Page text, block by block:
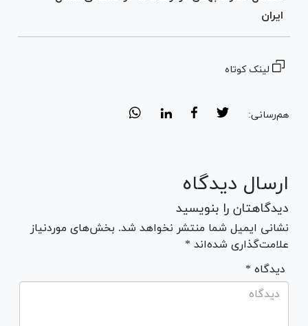
ایران
لینک کوتاه
هم‌رسانی:
ارسال دیدگاه
دیدگاهتان را بنویسید
نشانی ایمیل شما منتشر نخواهد شد. بخش‌های موردنیاز
علامت‌گذاری شده‌اند *
* دیدگاه